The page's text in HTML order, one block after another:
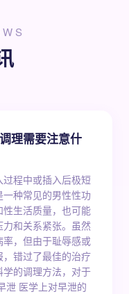
理需要注意什
程中或插入后极短
种常见的男性性功
生活质量，也可能
和关系紧张。虽然
，但由于耻辱感或
错过了最佳的治疗
的调理方法，对于
泄 医学上对早泄的